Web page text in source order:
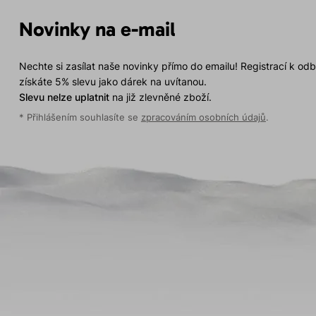
Novinky na e-mail
Nechte si zasílat naše novinky přímo do emailu! Registrací k
získáte 5% slevu jako dárek na uvítanou.
Slevu nelze uplatnitna již zlevněné zboží.
* Přihlášením souhlasíte se zpracováním osobních údajů.